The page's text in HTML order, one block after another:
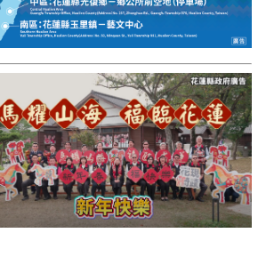
和平鄉
台南市
澎湖縣
香港
台東市
雲林縣
長濱鄉